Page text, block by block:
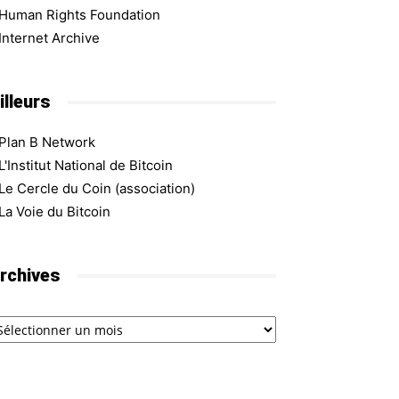
Human Rights Foundation
Internet Archive
Plan B Network
L'Institut National de Bitcoin
Le Cercle du Coin (association)
La Voie du Bitcoin